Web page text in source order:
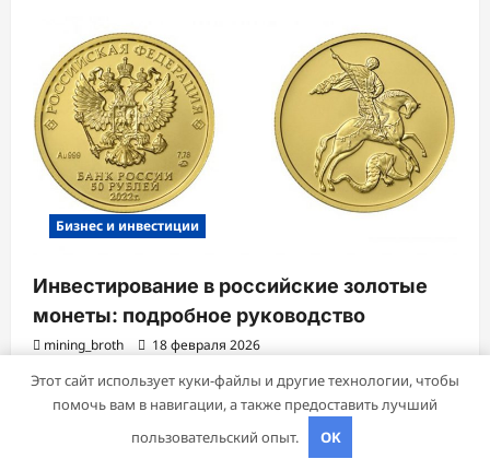
Бизнес и инвестиции
Инвестирование в российские золотые
монеты: подробное руководство
mining_broth 18 февраля 2026
Авторское право © 2026 Все права зарезервированы.
ReviewNewsот AF themes.
Этот сайт использует куки-файлы и другие технологии, чтобы
помочь вам в навигации, а также предоставить лучший
пользовательский опыт.
OK